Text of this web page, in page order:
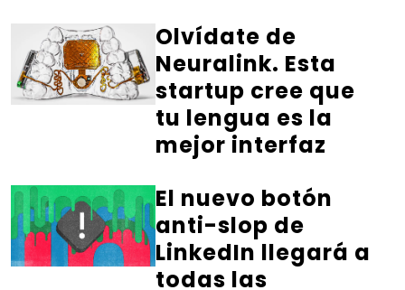
Olvídate de
Neuralink. Esta
startup cree que
tu lengua es la
mejor interfaz
El nuevo botón
anti-slop de
LinkedIn llegará a
todas las